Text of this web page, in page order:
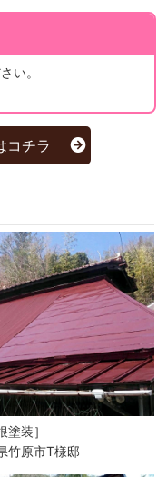
い。
コチラ
塗装］
竹原市T様邸